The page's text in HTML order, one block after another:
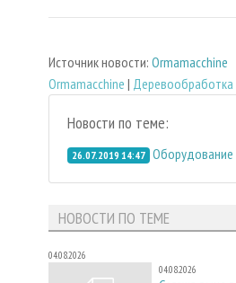
Источник новости: Ormamacchine
Ormamacchine | Деревообработка
Новости по теме:
26.07.2019 14:47 Оборудование
НОВОСТИ ПО ТЕМЕ
04.08.2026
04.08.2026